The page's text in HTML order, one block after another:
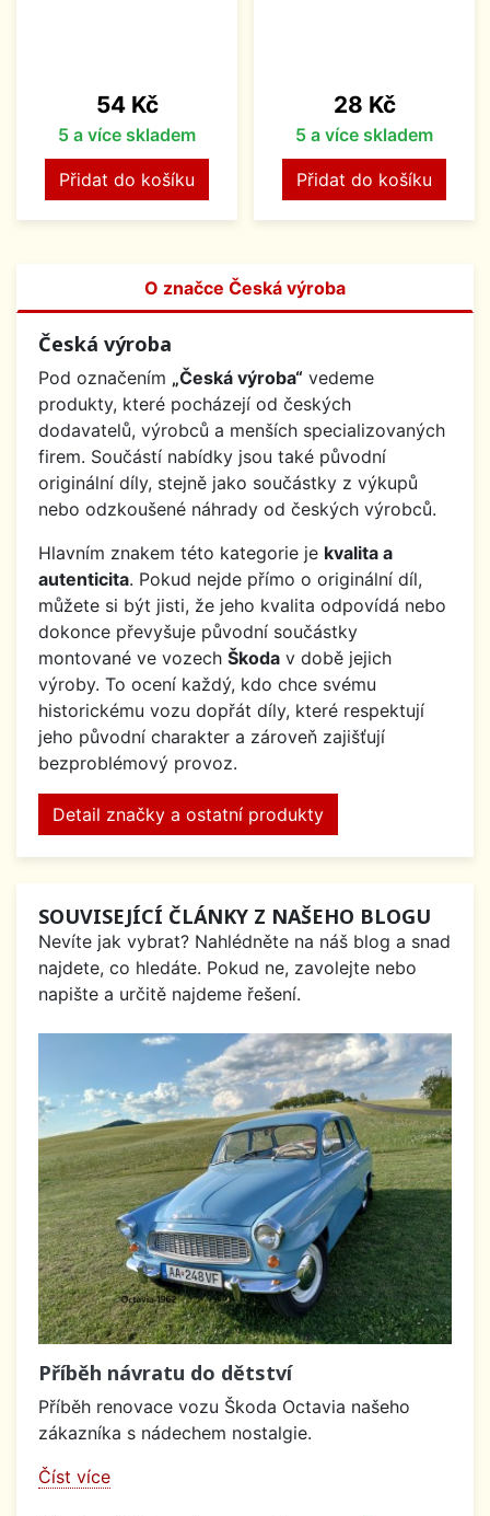
Cena
54 Kč
5 a více skladem
Přidat do košíku
Cena
28 Kč
5 a více skladem
Přidat do košíku
O značce Česká výroba
Česká výroba
Pod označením „Česká výroba“ vedeme
produkty, které pocházejí od českých
dodavatelů, výrobců a menších specializovaných
firem. Součástí nabídky jsou také původní
originální díly, stejně jako součástky z výkupů
nebo odzkoušené náhrady od českých výrobců.
Hlavním znakem této kategorie je kvalita a
autenticita. Pokud nejde přímo o originální díl,
můžete si být jisti, že jeho kvalita odpovídá nebo
dokonce převyšuje původní součástky
montované ve vozech Škoda v době jejich
výroby. To ocení každý, kdo chce svému
historickému vozu dopřát díly, které respektují
jeho původní charakter a zároveň zajišťují
bezproblémový provoz.
Detail značky a ostatní produkty
SOUVISEJÍCÍ ČLÁNKY Z NAŠEHO BLOGU
Nevíte jak vybrat? Nahlédněte na náš blog a snad
najdete, co hledáte. Pokud ne, zavolejte nebo
napište a určitě najdeme řešení.
Příběh návratu do dětství
Příběh renovace vozu Škoda Octavia našeho
zákazníka s nádechem nostalgie.
Číst více